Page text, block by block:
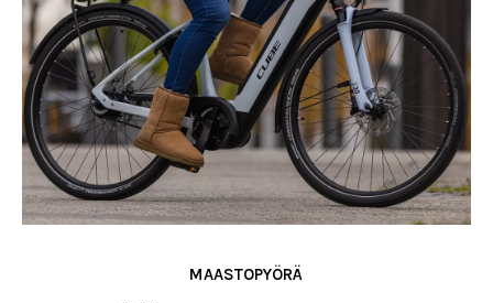
MAASTOPYÖRÄ